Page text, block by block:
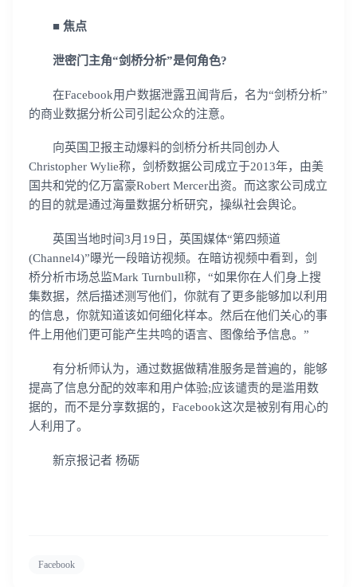
■ 焦点
泄密门主角“剑桥分析”是何角色?
在Facebook用户数据泄露丑闻背后，名为“剑桥分析”
的商业数据分析公司引起公众的注意。
向英国卫报主动爆料的剑桥分析共同创办人
Christopher Wylie称，剑桥数据公司成立于2013年，由美
国共和党的亿万富豪Robert Mercer出资。而这家公司成立
的目的就是通过海量数据分析研究，操纵社会舆论。
英国当地时间3月19日，英国媒体“第四频道
(Channel4)”曝光一段暗访视频。在暗访视频中看到，剑
桥分析市场总监Mark Turnbull称，“如果你在人们身上搜
集数据，然后描述测写他们，你就有了更多能够加以利用
的信息，你就知道该如何细化样本。然后在他们关心的事
件上用他们更可能产生共鸣的语言、图像给予信息。”
有分析师认为，通过数据做精准服务是普遍的，能够
提高了信息分配的效率和用户体验;应该谴责的是滥用数
据的，而不是分享数据的，Facebook这次是被别有用心的
人利用了。
新京报记者 杨砺
Facebook
我已阅读并同意通讯云服务条款 和通讯云隐私政策
登录即时通讯云
登录客服云